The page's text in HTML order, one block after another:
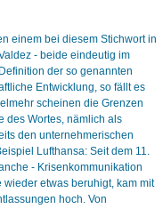
einem bei diesem Stichwort in
- beide eindeutig im
der so genannten
Entwicklung, so fällt es
scheinen die Grenzen
des Wortes, nämlich als
den unternehmerischen
Lufthansa: Seit dem 11.
- Krisenkommunikation
etwas beruhigt, kam mit
hoch. Von